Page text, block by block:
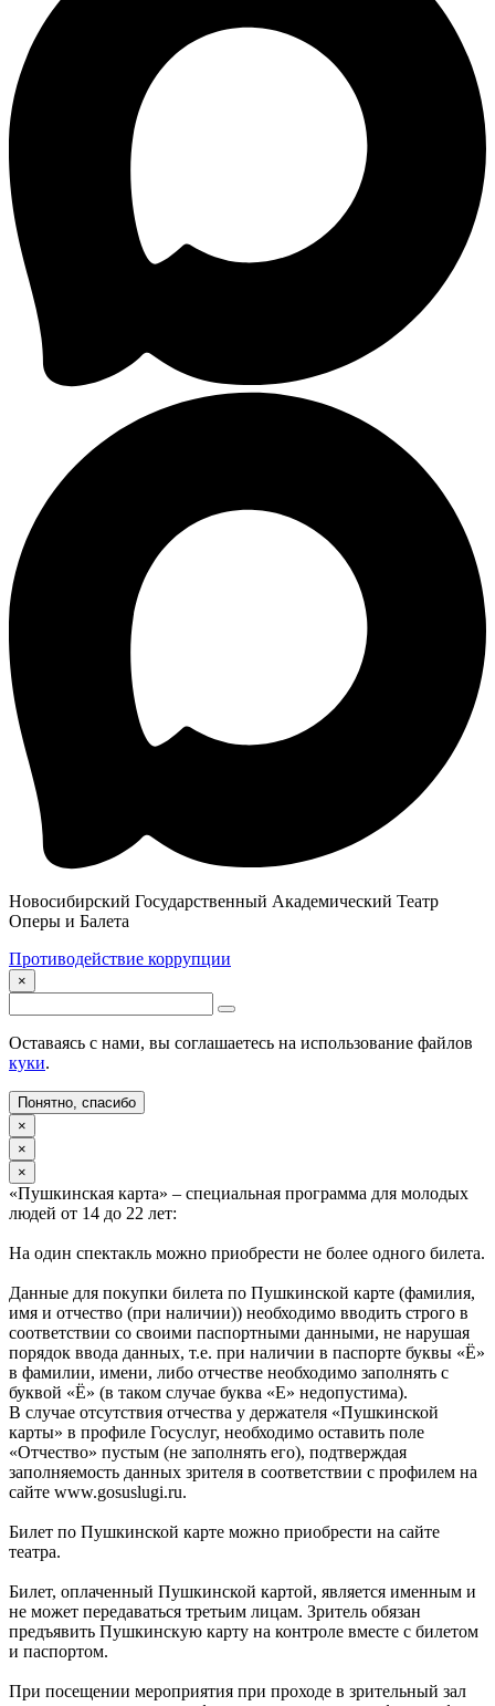
Новосибирский Государственный Академический Театр
Оперы и Балета
Противодействие коррупции
×
Оставаясь с нами, вы соглашаетесь на использование файлов
куки.
Понятно, спасибо
×
×
×
«Пушкинская карта» – специальная программа для молодых
людей от 14 до 22 лет:
На один спектакль можно приобрести не более одного билета.
Данные для покупки билета по Пушкинской карте (фамилия,
имя и отчество (при наличии)) необходимо вводить строго в
соответствии со своими паспортными данными, не нарушая
порядок ввода данных, т.е. при наличии в паспорте буквы «Ё»
в фамилии, имени, либо отчестве необходимо заполнять с
буквой «Ё» (в таком случае буква «Е» недопустима).
В случае отсутствия отчества у держателя «Пушкинской
карты» в профиле Госуслуг, необходимо оставить поле
«Отчество» пустым (не заполнять его), подтверждая
заполняемость данных зрителя в соответствии с профилем на
сайте www.gosuslugi.ru.
Билет по Пушкинской карте можно приобрести на сайте
театра.
Билет, оплаченный Пушкинской картой, является именным и
не может передаваться третьим лицам. Зритель обязан
предъявить Пушкинскую карту на контроле вместе с билетом
и паспортом.
При посещении мероприятия при проходе в зрительный зал